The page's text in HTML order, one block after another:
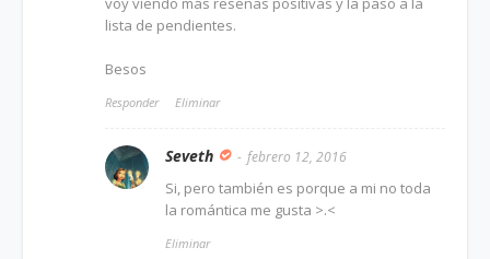
lista de pendientes.
Besos
Responder Eliminar
Seveth febrero 12, 2016
Si, pero también es porque a mi no toda
la romántica me gusta >.<
Eliminar